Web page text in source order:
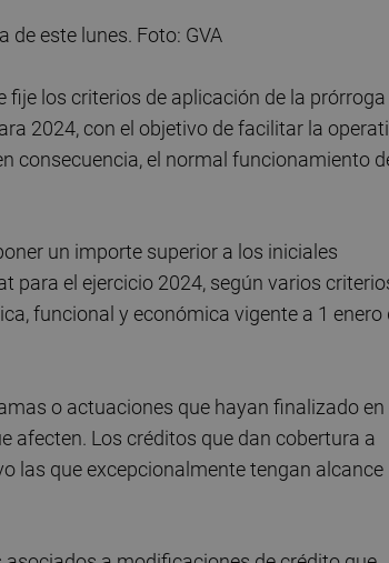
fije los criterios de aplicación de la prórroga
2024, con el objetivo de facilitar la
consecuencia, el normal funcionamiento
un importe superior a los iniciales
para el ejercicio 2024, según varios
funcional y económica vigente a 1 enero
o actuaciones que hayan finalizado en
afecten. Los créditos que dan cobertura a
las que excepcionalmente tengan alcance